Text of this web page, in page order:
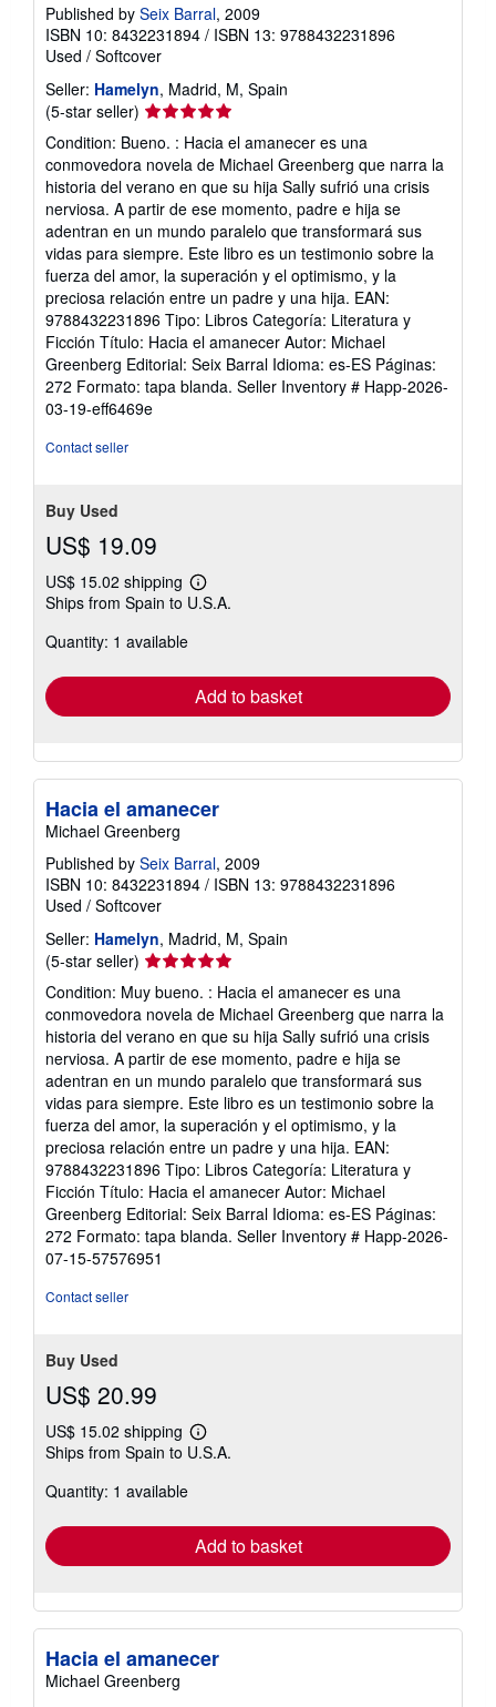
Published by Seix Barral, 2009
ISBN 10: 8432231894 / ISBN 13: 9788432231896
Used / Softcover
Seller: Hamelyn, Madrid, M, Spain
(5-star seller) Seller
5
out
of
5
stars
Condition: Bueno. : Hacia el amanecer es una
conmovedora novela de Michael Greenberg que narra la
historia del verano en que su hija Sally sufrió una crisis
nerviosa. A partir de ese momento, padre e hija se
adentran en un mundo paralelo que transformará sus
vidas para siempre. Este libro es un testimonio sobre la
fuerza del amor, la superación y el optimismo, y la
preciosa relación entre un padre y una hija. EAN:
9788432231896 Tipo: Libros Categoría: Literatura y
Ficción Título: Hacia el amanecer Autor: Michael
Greenberg Editorial: Seix Barral Idioma: es-ES Páginas:
272 Formato: tapa blanda. Seller Inventory # Happ-2026-
03-19-eff6469e
Contact seller
Buy Used
US$ 19.09
US$ 15.02 shipping
Learn
more
Ships from Spain to U.S.A.
Quantity: 1 available
Add to basket
Hacia el amanecer
Michael Greenberg
Published by Seix Barral, 2009
ISBN 10: 8432231894 / ISBN 13: 9788432231896
Used / Softcover
Seller: Hamelyn, Madrid, M, Spain
(5-star seller) Seller
rating
5
out
of
5
stars
Condition: Muy bueno. : Hacia el amanecer es una
conmovedora novela de Michael Greenberg que narra la
historia del verano en que su hija Sally sufrió una crisis
nerviosa. A partir de ese momento, padre e hija se
adentran en un mundo paralelo que transformará sus
vidas para siempre. Este libro es un testimonio sobre la
fuerza del amor, la superación y el optimismo, y la
preciosa relación entre un padre y una hija. EAN:
9788432231896 Tipo: Libros Categoría: Literatura y
Ficción Título: Hacia el amanecer Autor: Michael
Greenberg Editorial: Seix Barral Idioma: es-ES Páginas:
272 Formato: tapa blanda. Seller Inventory # Happ-2026-
07-15-57576951
Contact seller
Buy Used
US$ 20.99
US$ 15.02 shipping
Learn
more
Ships from Spain to U.S.A.
Quantity: 1 available
Add to basket
Hacia el amanecer
Michael Greenberg